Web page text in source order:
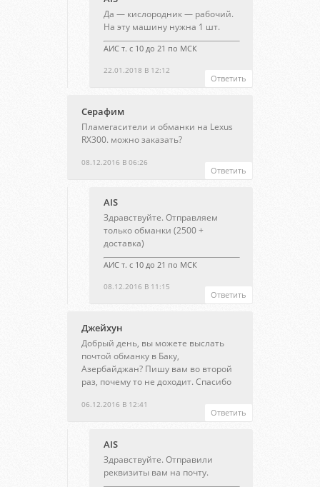
22.01.2018 В 12:12
Да — кислородник — рабочий.
На эту машину нужна 1 шт.
АИС т. с 10 до 21 по МСК
Ответить
Серафим
08.12.2016 В 06:26
Пламегасители и обманки на Lexus
RX300. можно заказать?
Ответить
AIS
08.12.2016 В 11:15
Здравствуйте. Отправляем
только обманки (2500 +
доставка)
АИС т. с 10 до 21 по МСК
Ответить
Джейхун
06.12.2016 В 12:41
Добрый день, вы можете выслать
почтой обманку в Баку,
Азербайджан? Пишу вам во второй
раз, почему то не доходит. Спасибо
Ответить
AIS
Здравствуйте. Отправили
реквизиты вам на почту.